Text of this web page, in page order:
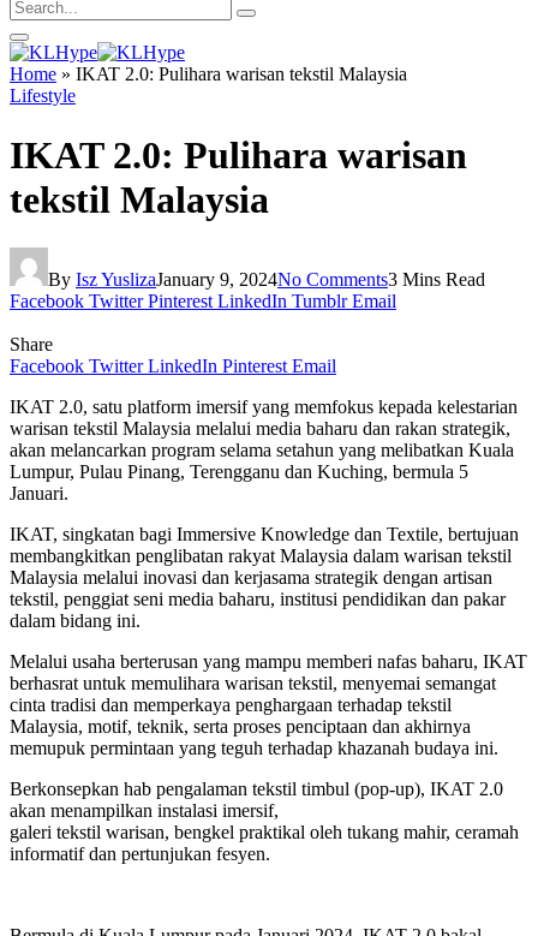
Home » IKAT 2.0: Pulihara warisan tekstil Malaysia
Lifestyle
IKAT 2.0: Pulihara warisan
tekstil Malaysia
By Isz YuslizaJanuary 9, 2024No Comments3 Mins Read
Facebook Twitter Pinterest LinkedIn Tumblr Email
Share
Facebook Twitter LinkedIn Pinterest Email
IKAT 2.0, satu platform imersif yang memfokus kepada kelestarian
warisan tekstil Malaysia melalui media baharu dan rakan strategik,
akan melancarkan program selama setahun yang melibatkan Kuala
Lumpur, Pulau Pinang, Terengganu dan Kuching, bermula 5
Januari.
IKAT, singkatan bagi Immersive Knowledge dan Textile, bertujuan
membangkitkan penglibatan rakyat Malaysia dalam warisan tekstil
Malaysia melalui inovasi dan kerjasama strategik dengan artisan
tekstil, penggiat seni media baharu, institusi pendidikan dan pakar
dalam bidang ini.
Melalui usaha berterusan yang mampu memberi nafas baharu, IKAT
berhasrat untuk memulihara warisan tekstil, menyemai semangat
cinta tradisi dan memperkaya penghargaan terhadap tekstil
Malaysia, motif, teknik, serta proses penciptaan dan akhirnya
memupuk permintaan yang teguh terhadap khazanah budaya ini.
Berkonsepkan hab pengalaman tekstil timbul (pop-up), IKAT 2.0
akan menampilkan instalasi imersif,
galeri tekstil warisan, bengkel praktikal oleh tukang mahir, ceramah
informatif dan pertunjukan fesyen.